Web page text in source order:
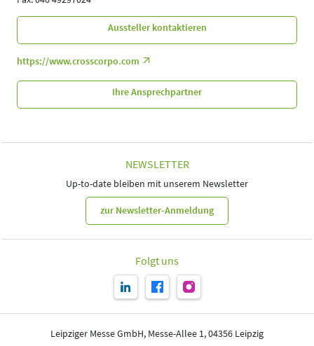
Aussteller kontaktieren
https://www.crosscorpo.com
Ihre Ansprechpartner
NEWSLETTER
Up-to-date bleiben mit unserem Newsletter
zur Newsletter-Anmeldung
Folgt uns
Leipziger Messe GmbH, Messe-Allee 1, 04356 Leipzig